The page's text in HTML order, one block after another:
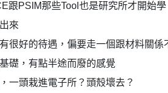
跟PSIM那些Tool也是研究所才開始學
來
很好的待遇，偏要走一個跟材料關係
礎，有點半途而廢的感覺
一頭栽進電子所？頭殼壞去？